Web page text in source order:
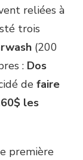
reliées à
trois
(200
: Dos
de faire
les
première